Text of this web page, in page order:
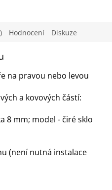
Hodnocení Diskuze
na pravou nebo levou
a kovových částí:
8 mm; model - čiré sklo
(není nutná instalace